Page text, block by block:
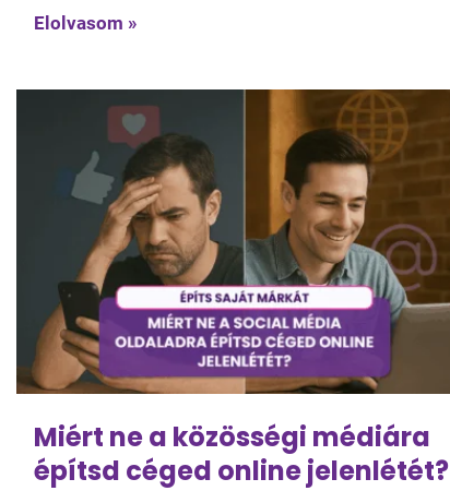
Elolvasom »
Miért ne a közösségi médiára
építsd céged online jelenlétét?